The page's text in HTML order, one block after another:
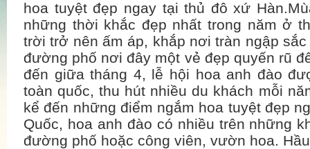
hoa tuyệt đẹp ngay tại thủ đô xứ
những thời khắc đẹp nhất trong năm ở
trời trở nên ấm áp, khắp nơi tràn ngập
đường phố nơi đây một vẻ đẹp quyến rũ
đến giữa tháng 4, lễ hội hoa anh đào
toàn quốc, thu hút nhiều du khách mỗi
kể đến những điểm ngắm hoa tuyệt đẹp
Quốc, hoa anh đào có nhiều trên những
đường phố hoặc công viên, vườn hoa. Hầu